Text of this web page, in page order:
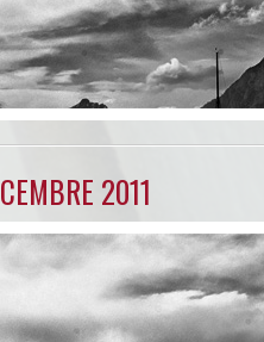
2011